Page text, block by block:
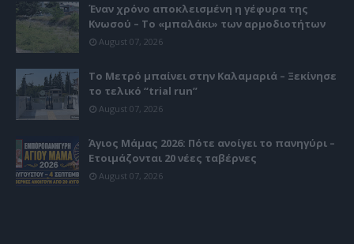
Έναν χρόνο αποκλεισμένη η γέφυρα της
Κνωσού – Το «μπαλάκι» των αρμοδιοτήτων
August 07, 2026
Το Μετρό μπαίνει στην Καλαμαριά – Ξεκίνησε
το τελικό “trial run”
August 07, 2026
Άγιος Μάμας 2026: Πότε ανοίγει το πανηγύρι –
Ετοιμάζονται 20 νέες ταβέρνες
August 07, 2026